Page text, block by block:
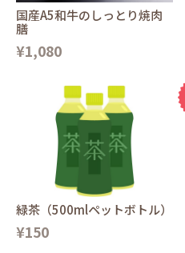
国産A5和牛のしっとり焼肉
膳
¥1,080
緑茶（500mlペットボトル）
¥150